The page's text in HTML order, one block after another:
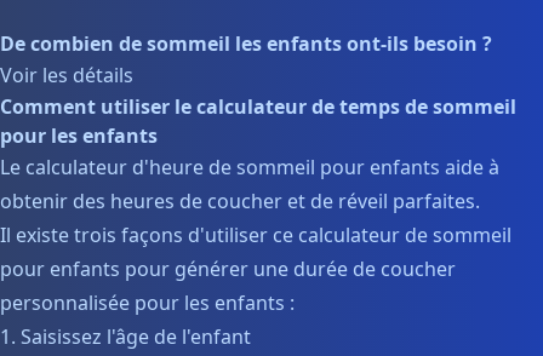
De combien de sommeil les enfants ont-ils besoin ?
Voir les détails
Comment utiliser le calculateur de temps de sommeil
pour les enfants
Le calculateur d'heure de sommeil pour enfants aide à
obtenir des heures de coucher et de réveil parfaites.
Il existe trois façons d'utiliser ce calculateur de sommeil
pour enfants pour générer une durée de coucher
personnalisée pour les enfants :
1. Saisissez l'âge de l'enfant